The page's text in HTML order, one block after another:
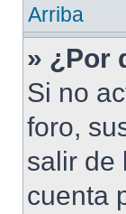
Arriba
» ¿Por
Si no
foro,
salir de
cuenta